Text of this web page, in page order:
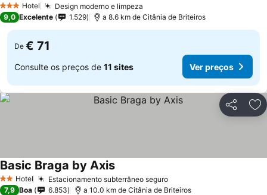
3 EstrelasHotel Design moderno e limpeza
9,0 Excelente 1.529 a 8.6 km de Citânia de Briteiros
De € 71
Consulte os preços de 11 sites Ver preços
Partilhar
2 Estrelas
Hotel Estacionamento subterrâneo seguro
Basic Braga by Axis
7,9 Boa 6.853 a 10.0 km de Citânia de Briteiros